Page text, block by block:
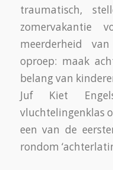
traumatisch,
zomervakantie
meerderheid
oproep: maak
belang van
Juf Kiet
vluchtelingenklas
een van de
rondom